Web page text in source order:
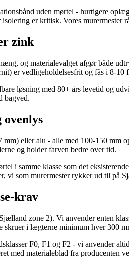
uden mørtel - hurtigere
er kritisk. Vores
zink
og materialevalget afgør både
er vedligeholdelsesfrit og fås i 8-10
løsning med 80+ års levetid og
bagved.
ovenlys
eller alu - alle med 100-150 mm
og holder farven bedre over tid.
i samme klasse som det
vi som murermester rykker ud til på
krav
zone 2). Vi anvender enten
skruer i lægterne minimum hver 300
F0, F1 og F2 - vi anvender
med materialeblad fra producenten